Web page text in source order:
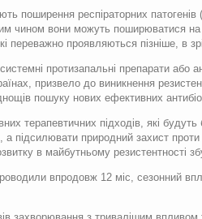
поширення респіраторних патогенів (
чином вони можуть поширюватися
проявляються пізніше, в
протизапальні препарати або
призвело до виникнення
пошуку нових ефективних
терапевтичних підходів, які
підсилювати природний захист проти
в майбутньому резистентності
впродовж 12 міс, сезонний
захворювання з тривалішим впливом